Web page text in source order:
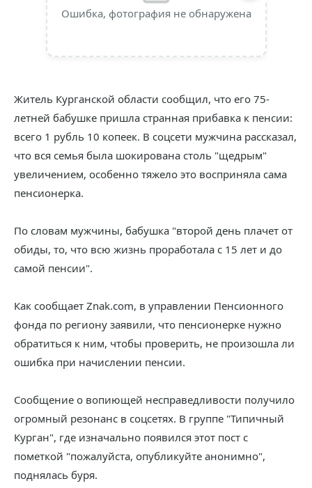
Ошибка, фотография не обнаружена
Житель Курганской области сообщил, что его 75-
летней бабушке пришла странная прибавка к пенсии:
всего 1 рубль 10 копеек. В соцсети мужчина рассказал,
что вся семья была шокирована столь "щедрым"
увеличением, особенно тяжело это восприняла сама
пенсионерка.
По словам мужчины, бабушка "второй день плачет от
обиды, то, что всю жизнь проработала с 15 лет и до
самой пенсии".
Как сообщает Znak.com, в управлении Пенсионного
фонда по региону заявили, что пенсионерке нужно
обратиться к ним, чтобы проверить, не произошла ли
ошибка при начислении пенсии.
Сообщение о вопиющей несправедливости получило
огромный резонанс в соцсетях. В группе "Типичный
Курган", где изначально появился этот пост с
пометкой "пожалуйста, опубликуйте анонимно",
поднялась буря.